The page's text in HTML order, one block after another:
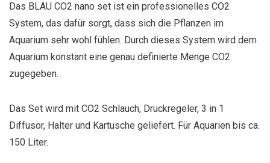
Das BLAU CO2 nano set ist ein professionelles CO2
System, das dafür sorgt, dass sich die Pflanzen im
Aquarium sehr wohl fühlen. Durch dieses System wird dem
Aquarium konstant eine genau definierte Menge CO2
zugegeben.
Das Set wird mit CO2 Schlauch, Druckregeler, 3 in 1
Diffusor, Halter und Kartusche geliefert. Für Aquarien bis ca.
150 Liter.